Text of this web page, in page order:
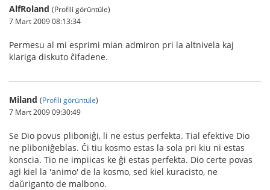
AlfRoland (Profili görüntüle)
7 Mart 2009 08:13:34
Permesu al mi esprimi mian admiron pri la altnivela kaj
klariga diskuto ĉifadene.
Miland (Profili görüntüle)
7 Mart 2009 09:30:49
Se Dio povus pliboniĝi, li ne estus perfekta. Tial efektive Dio
ne pliboniĝeblas. Ĉi tiu kosmo estas la sola pri kiu ni estas
konscia. Tio ne impiicas ke ĝi estas perfekta. Dio certe povas
agi kiel la 'animo' de la kosmo, sed kiel kuracisto, ne
daŭriganto de malbono.